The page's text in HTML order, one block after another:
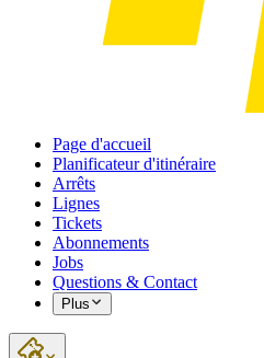
Page d'accueil
Planificateur d'itinéraire
Arrêts
Lignes
Tickets
Abonnements
Jobs
Questions & Contact
Plus